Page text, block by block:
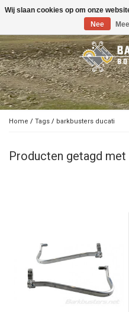
Toggle
Home / Tags / barkbusters ducati
Producten getagd
Wij slaan cookies op om onze
Nee